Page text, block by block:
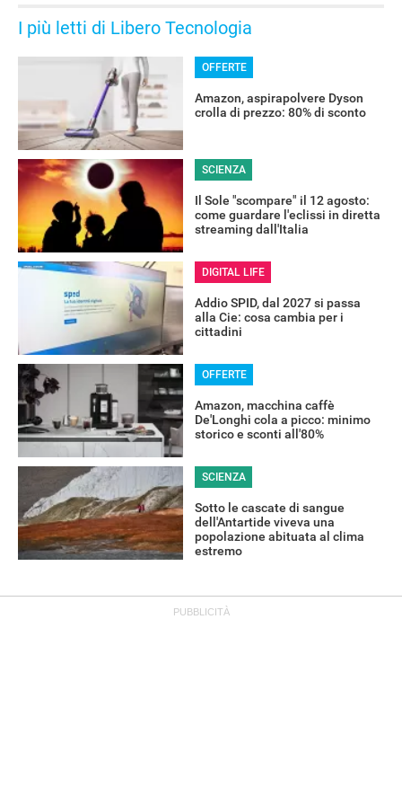
I più letti di Libero Tecnologia
OFFERTE
Amazon, aspirapolvere Dyson
crolla di prezzo: 80% di sconto
SCIENZA
Il Sole "scompare" il 12 agosto:
come guardare l'eclissi in diretta
streaming dall'Italia
DIGITAL LIFE
Addio SPID, dal 2027 si passa
alla Cie: cosa cambia per i
cittadini
OFFERTE
Amazon, macchina caffè
De'Longhi cola a picco: minimo
storico e sconti all'80%
SCIENZA
Sotto le cascate di sangue
dell'Antartide viveva una
popolazione abituata al clima
estremo